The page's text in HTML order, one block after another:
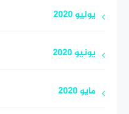
يوليو 2020
يونيو 2020
مايو 2020